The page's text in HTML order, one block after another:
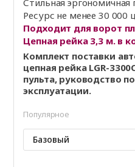
Стильная эргономичная
Ресурс не менее 30 000
Подходит для ворот
Цепная рейка 3,3 м. в
Комплект поставки
цепная рейка LGR-
пульта, руководство
эксплуатации.
Популярное
Базовый